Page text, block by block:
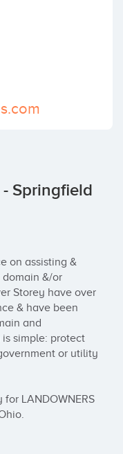
- Springfield
on assisting &
&/or
Storey have over
& have been
and
simple: protect
or utility
LANDOWNERS